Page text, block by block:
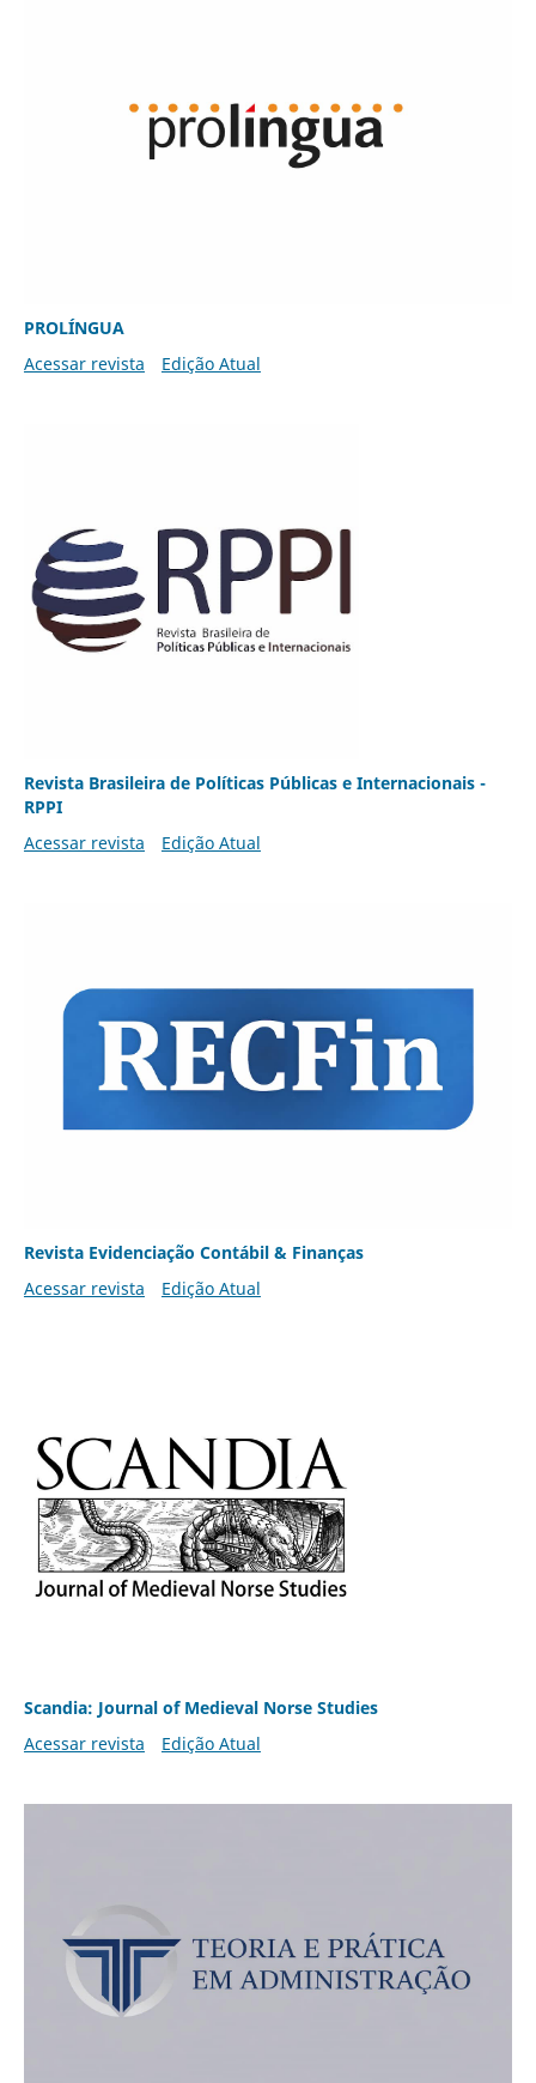
PROLÍNGUA
Acessar revista
Edição Atual
Revista Brasileira de Políticas Públicas e Internacionais -
RPPI
Acessar revista
Edição Atual
Revista Evidenciação Contábil & Finanças
Acessar revista
Edição Atual
Scandia: Journal of Medieval Norse Studies
Acessar revista
Edição Atual